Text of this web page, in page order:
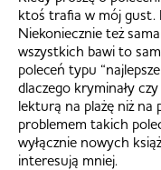
ktoś trafia w mój gust.
Niekoniecznie też
wszystkich bawi to
poleceń typu
dlaczego kryminały
lekturą na plażę niż na
problemem takich
wyłącznie nowych
interesują mniej.